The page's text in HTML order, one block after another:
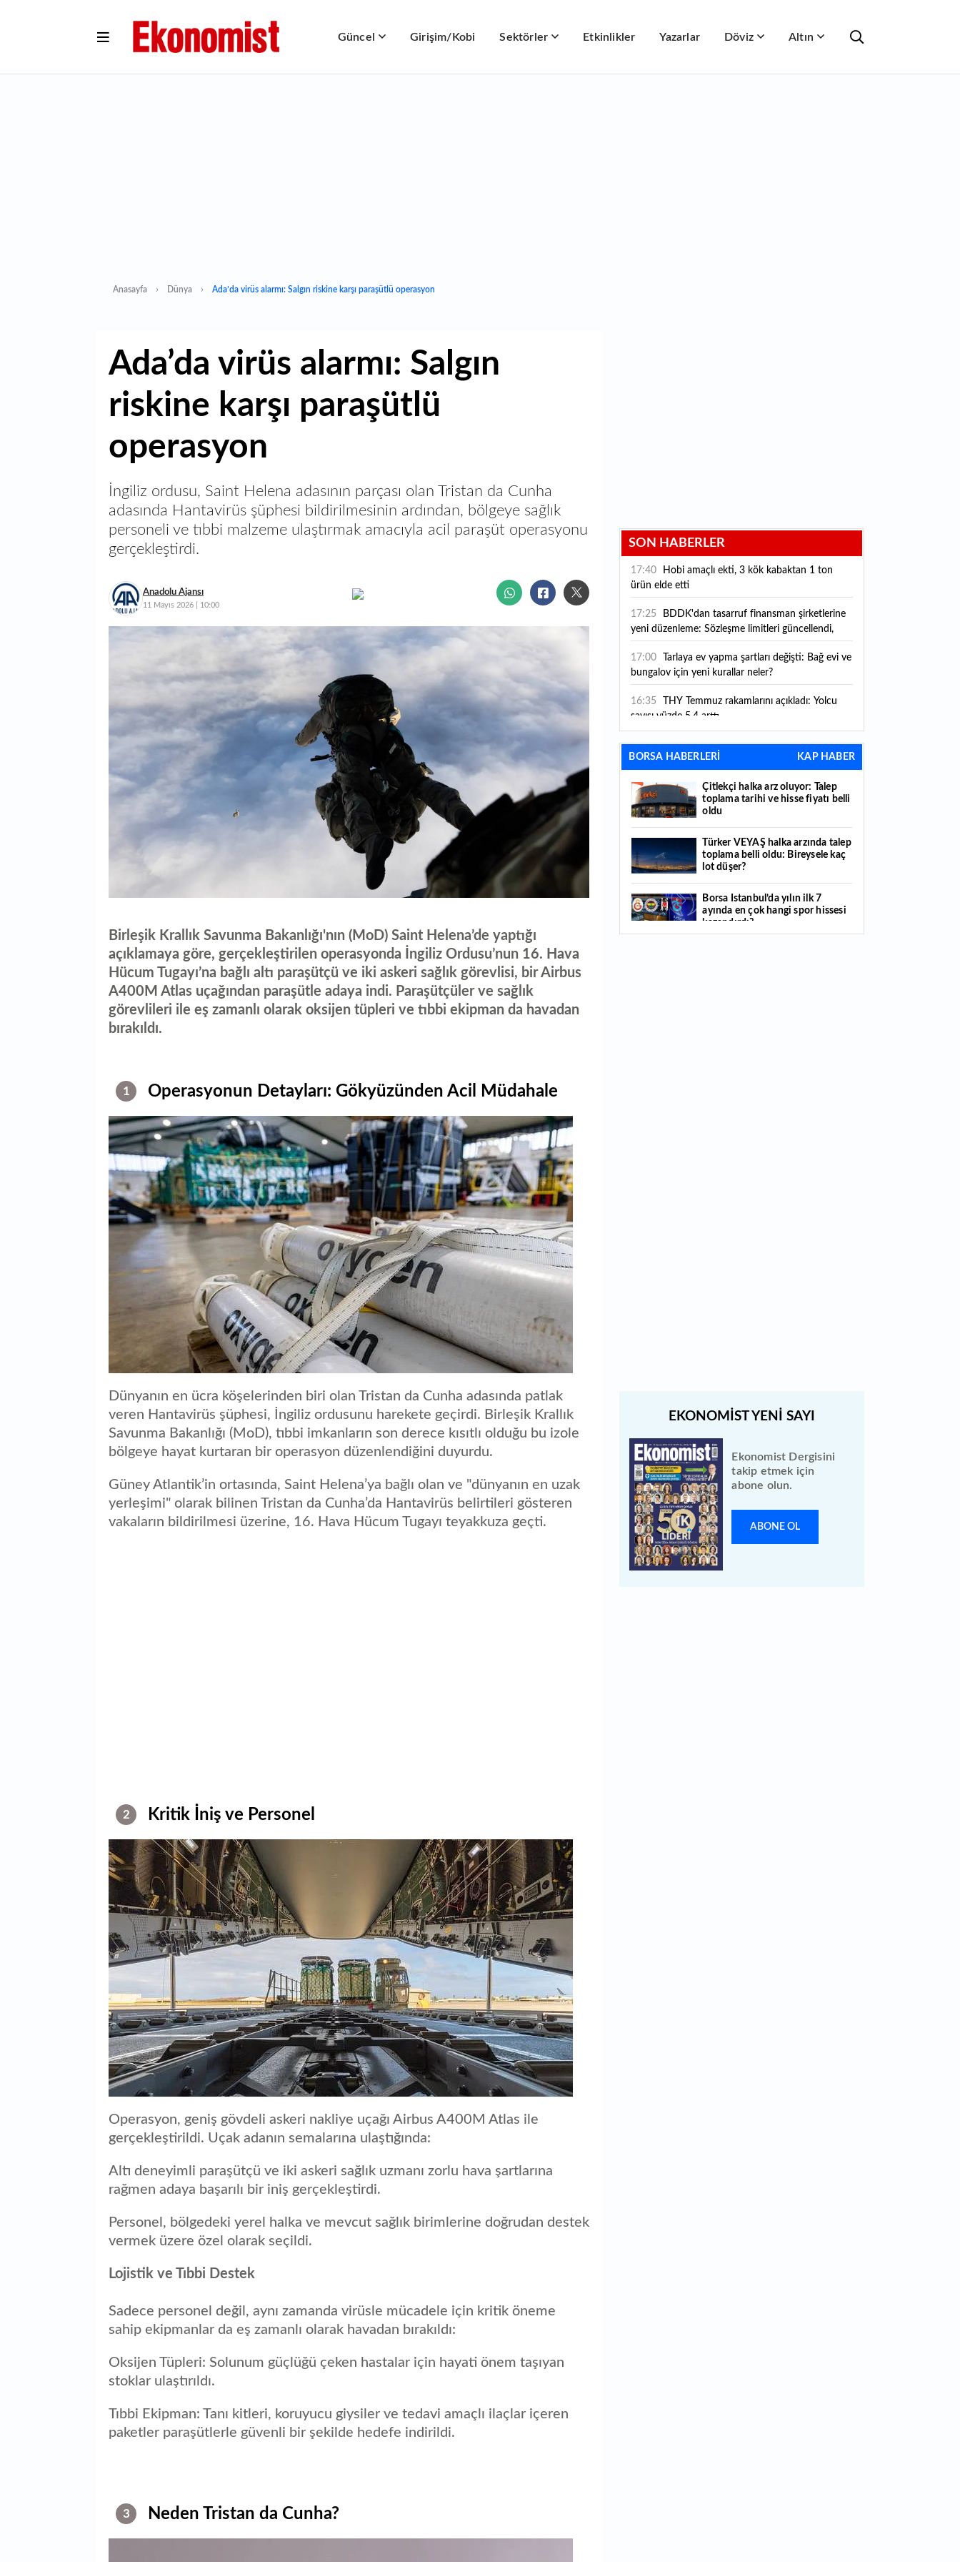
Güncel Girişim/Kobi Sektörler Etkinlikler Yazarlar Döviz Altın
Anasayfa Dünya Ada’da virüs alarmı: Salgın riskine karşı paraşütlü operasyon
Ada’da virüs alarmı: Salgın
riskine karşı paraşütlü
operasyon
İngiliz ordusu, Saint Helena adasının parçası olan Tristan da Cunha
adasında Hantavirüs şüphesi bildirilmesinin ardından, bölgeye sağlık
personeli ve tıbbi malzeme ulaştırmak amacıyla acil paraşüt operasyonu
gerçekleştirdi.
Anadolu Ajansı
11 Mayıs 2026 | 10:00
Birleşik Krallık Savunma Bakanlığı'nın (MoD) Saint Helena’de yaptığı
açıklamaya göre, gerçekleştirilen operasyonda İngiliz Ordusu’nun 16. Hava
Hücum Tugayı’na bağlı altı paraşütçü ve iki askeri sağlık görevlisi, bir Airbus
A400M Atlas uçağından paraşütle adaya indi. Paraşütçüler ve sağlık
görevlileri ile eş zamanlı olarak oksijen tüpleri ve tıbbi ekipman da havadan
bırakıldı.
1 Operasyonun Detayları: Gökyüzünden Acil Müdahale
Dünyanın en ücra köşelerinden biri olan Tristan da Cunha adasında patlak
veren Hantavirüs şüphesi, İngiliz ordusunu harekete geçirdi. Birleşik Krallık
Savunma Bakanlığı (MoD), tıbbi imkanların son derece kısıtlı olduğu bu izole
bölgeye hayat kurtaran bir operasyon düzenlendiğini duyurdu.
Güney Atlantik’in ortasında, Saint Helena’ya bağlı olan ve "dünyanın en uzak
yerleşimi" olarak bilinen Tristan da Cunha’da Hantavirüs belirtileri gösteren
vakaların bildirilmesi üzerine, 16. Hava Hücum Tugayı teyakkuza geçti.
2 Kritik İniş ve Personel
Operasyon, geniş gövdeli askeri nakliye uçağı Airbus A400M Atlas ile
gerçekleştirildi. Uçak adanın semalarına ulaştığında:
Altı deneyimli paraşütçü ve iki askeri sağlık uzmanı zorlu hava şartlarına
rağmen adaya başarılı bir iniş gerçekleştirdi.
Personel, bölgedeki yerel halka ve mevcut sağlık birimlerine doğrudan destek
vermek üzere özel olarak seçildi.
Lojistik ve Tıbbi Destek
Sadece personel değil, aynı zamanda virüsle mücadele için kritik öneme
sahip ekipmanlar da eş zamanlı olarak havadan bırakıldı:
Oksijen Tüpleri: Solunum güçlüğü çeken hastalar için hayati önem taşıyan
stoklar ulaştırıldı.
Tıbbi Ekipman: Tanı kitleri, koruyucu giysiler ve tedavi amaçlı ilaçlar içeren
paketler paraşütlerle güvenli bir şekilde hedefe indirildi.
3 Neden Tristan da Cunha?
SON HABERLER
17:40
ürün elde etti
17:25
yeni düzenleme: Sözleşme limitleri güncellendi,
yeni kurallar yürürlüğe girdi
17:00
bungalov için yeni kurallar neler?
16:35
sayısı yüzde 5,4 arttı
16:27 Piyasaların beklediği veri geldi: ABD tarım
dışı istihdam rakamları açıklandı
16:24 Çitlekçi halka arz oluyor: Talep toplama
tarihi ve hisse fiyatı belli oldu
yapmak istediğini savundu
16:04 Boğaz’ın kıtaları birleştiren ruhu Memorial
16:01 Hafta sonu hava nasıl olacak?
BORSA HABERLERİ KAP HABER
Çitlekçi halka arz oluyor: Talep
toplama tarihi ve hisse fiyatı belli
oldu
Türker VEYAŞ halka arzında talep
toplama belli oldu: Bireysele kaç
lot düşer?
Borsa İstanbul’da yılın ilk 7
ayında en çok hangi spor hissesi
kazandırdı?
Ekonomist Dergisini
takip etmek için
abone olun.
ABONE OL